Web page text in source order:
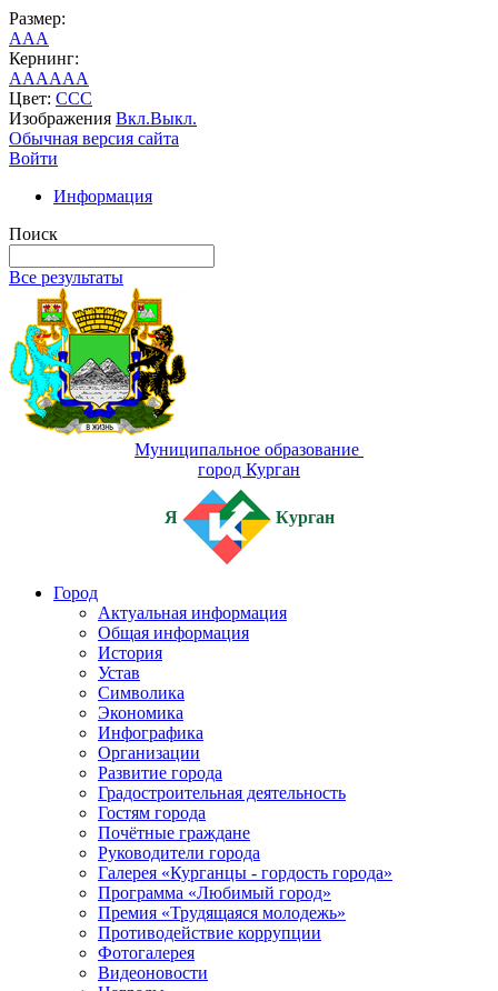
Размер:
AAA
Кернинг:
AAAAAA
Цвет: CCC
Изображения Вкл.Выкл.
Обычная версия сайта
Войти
Информация
Поиск
Все результаты
Муниципальное образование
город Курган
Я Курган
Город
Актуальная информация
Общая информация
История
Устав
Символика
Экономика
Инфографика
Организации
Развитие города
Градостроительная деятельность
Гостям города
Почётные граждане
Руководители города
Галерея «Курганцы - гордость города»
Программа «Любимый город»
Премия «Трудящаяся молодежь»
Противодействие коррупции
Фотогалерея
Видеоновости